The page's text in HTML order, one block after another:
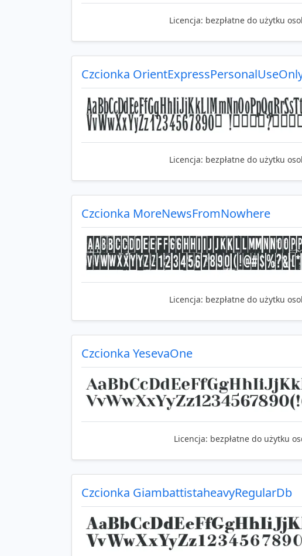
Licencja: bezpłatne do użytku
Czcionka
Licencja: bezpłatne do użytku
Czcionka MoreNewsFromNowhere
Licencja: bezpłatne do użytku
Czcionka YesevaOne
Licencja: bezpłatne do użytku
Czcionka GiambattistaheavyRegularDb